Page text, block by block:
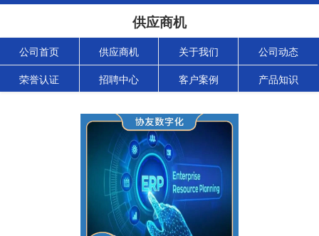
供应商机
公司首页 供应商机 关于我们 公司动态
荣誉认证 招聘中心 客户案例 产品知识